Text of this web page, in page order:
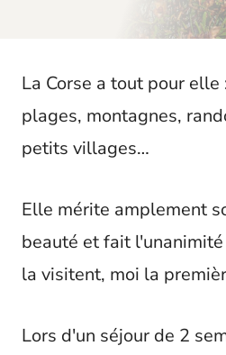
La Corse a tout pour
plages, montagnes,
petits villages…
Elle mérite amplement
beauté et fait
la visitent, moi la
Lors d'un séjour de 2